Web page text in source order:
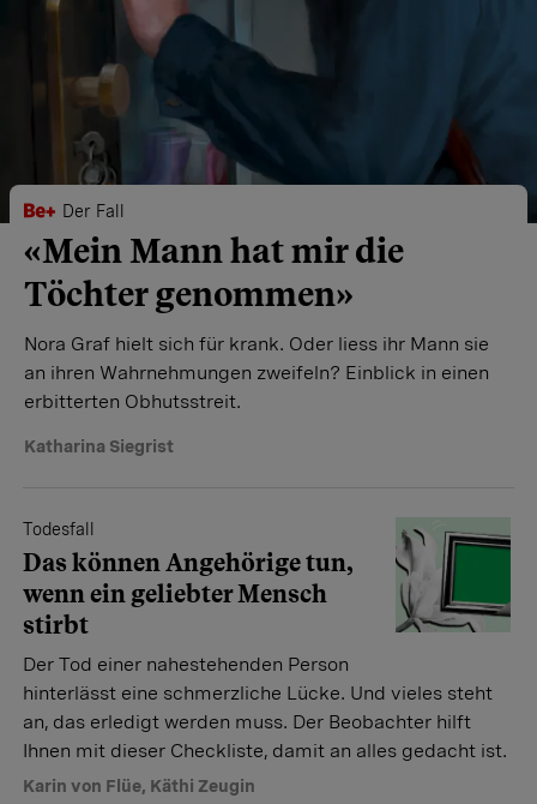
Der Fall
«Mein Mann hat mir die
Töchter genommen»
Nora Graf hielt sich für krank. Oder liess ihr Mann sie
an ihren Wahrnehmungen zweifeln? Einblick in einen
erbitterten Obhutsstreit.
Katharina Siegrist
Todesfall
Das können Angehörige tun,
wenn ein geliebter Mensch
stirbt
Der Tod einer nahestehenden Person
hinterlässt eine schmerzliche Lücke. Und vieles steht
an, das erledigt werden muss. Der Beobachter hilft
Ihnen mit dieser Checkliste, damit an alles gedacht ist.
Karin von Flüe, Käthi Zeugin